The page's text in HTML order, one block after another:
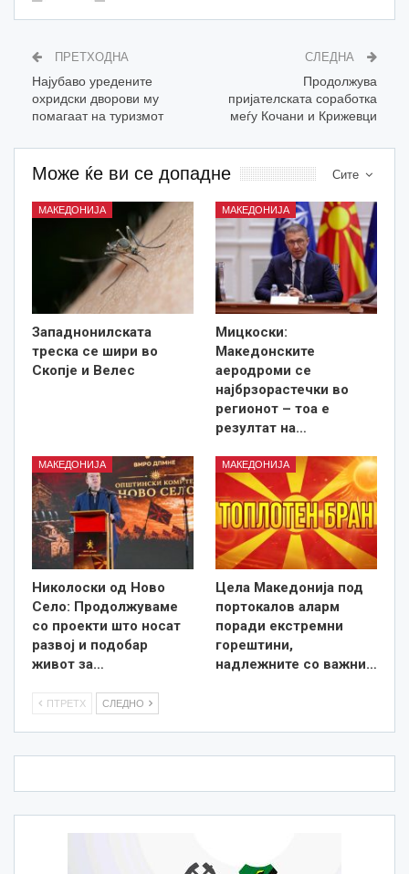
ПРЕТХОДНА
Најубаво уредените
охридски дворови му
помагаат на туризмот
СЛЕДНА
Продолжува
пријателската соработка
меѓу Кочани и Крижевци
Сите
Може ќе ви се допадне
МАКЕДОНИЈА
Западнонилската
треска се шири во
Скопје и Велес
МАКЕДОНИЈА
Мицкоски:
Македонските
аеродроми се
најбрзорастечки во
регионот – тоа е
резултат на…
МАКЕДОНИЈА
Николоски од Ново
Село: Продолжуваме
со проекти што носат
развој и подобар
живот за…
МАКЕДОНИЈА
Цела Македонија под
портокалов аларм
поради екстремни
горештини,
надлежните со важни…
ПТРЕТХ СЛЕДНО